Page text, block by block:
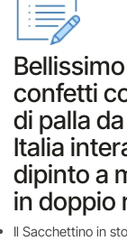
confetti
di palla
Italia
dipinto a
in doppio
Il Sacchettino in